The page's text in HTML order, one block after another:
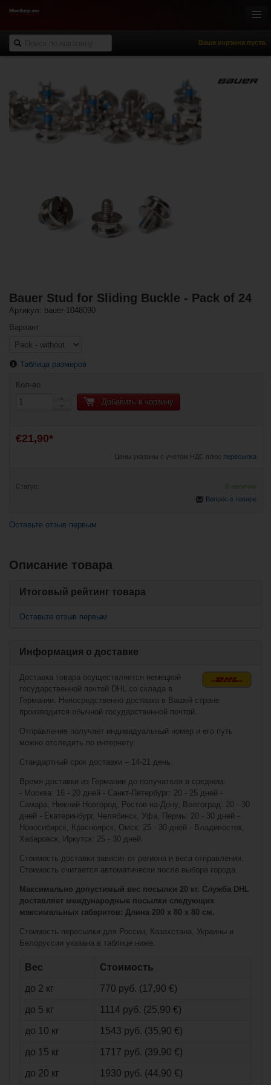
Ваша корзина пуста.
Хоккей с шайбой
Роллер-хоккей
Спортивная одежда
Bauer Stud for Sliding Buckle - Pack of 24
Артикул: bauer-1048090
Оставьте отзыв первым
Вариант
Таблица размеров
Square Round
Post (HH 5100) -
€6,90*
€1,90*
Подкладка Bauer
HS22 Spacer
Bauer DX100 Side
12 (6 Li| 6 Re)
Описание товара
Итоговый рейтинг товара
Оставьте отзыв первым
Информация о доставке
Доставка товара осуществляется немецкой
государственной почтой DHL со склада в
Германии. Непосредственно доставка в Вашей стране
производится обычной государственной почтой.
Отправление получает индивидуальный номер и его путь
можно отследить по интернету.
Стандартный срок доставки – 14-21 день.
Время доставки из Германии до получателя в среднем:
- Москва: 16 - 20 дней - Санкт-Петербург: 20 - 25 дней -
Самара, Нижний Новгород, Ростов-на-Дону, Волгоград: 20 - 30
дней - Екатеринбург, Челябинск, Уфа, Пермь: 20 - 30 дней -
Новосибирск, Красноярск, Омск: 25 - 30 дней - Владивосток,
Хабаровск, Иркутск: 25 - 30 дней.
Стоимость доставки зависит от региона и веса отправлении.
Стоимость считается автоматически после выбора города.
Максимально допустимый вес посылки 20 кг. Служба DHL
доставляет международные посылки следующих
максимальных габаритов: Длина 200 x 80 x 80 см.
Стоимость пересылки для России, Казахстана, Украины и
Белоруссии указана в таблице ниже.
Вес Стоимость
до 2 кг 770 руб. (17,90 €)
до 5 кг 1114 руб. (25,90 €)
до 10 кг 1543 руб. (35,90 €)
до 15 кг 1717 руб. (39,90 €)
до 20 кг 1930 руб. (44,90 €)
Кол-во
Добавить в корзину
€21,90*
Цены указаны с учетом НДС плюс пересылка
Статус:
В наличии
Вопрос о товаре